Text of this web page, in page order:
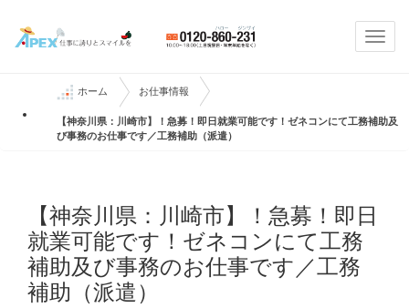
ホーム お仕事情報
【神奈川県：川崎市】！急募！即日就業可能です！ゼネコンにて工務補助及
び事務のお仕事です／工務補助（派遣）
【神奈川県：川崎市】！急募！即日
就業可能です！ゼネコンにて工務
補助及び事務のお仕事です／工務
補助（派遣）